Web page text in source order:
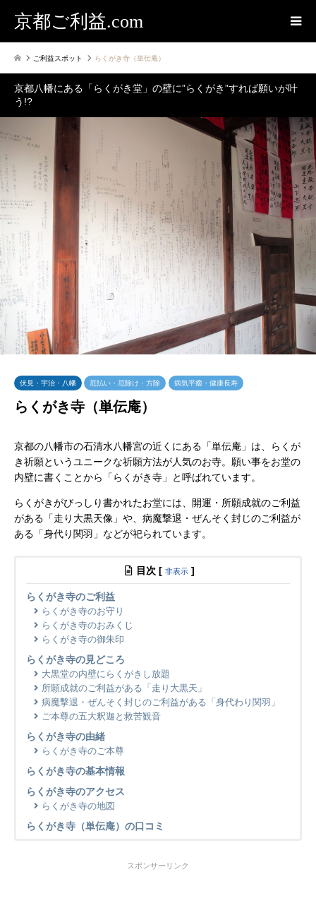
京都ご利益.com
ご利益スポット らくがき寺（単伝庵）
京都八幡にある「らくがき堂」の壁に”らくがき”すれば願いが叶
う!?
伏見・宇治・八幡 厄払い・厄除け・方除 病気平癒・健康長寿
らくがき寺（単伝庵）
京都の八幡市の石清水八幡宮の近くにある「単伝庵」は、らくが
き祈願というユニークな祈願方法が人気のお寺。願い事をお堂の
内壁に書くことから「らくがき寺」と呼ばれています。
らくがきがびっしり書かれたお堂には、開運・所願成就のご利益
がある「走り大黒天像」や、病魔撃退・ぜんそく封じのご利益が
ある「身代り関羽」などが祀られています。
目次 [ 非表示 ]
らくがき寺のご利益
らくがき寺のお守り
らくがき寺のおみくじ
らくがき寺の御朱印
らくがき寺の見どころ
大黒堂の内壁にらくがきし放題
所願成就のご利益がある「走り大黒天」
病魔撃退・ぜんそく封じのご利益がある「身代わり関羽」
ご本尊の五大釈迦と救苦観音
らくがき寺の由緒
らくがき寺のご本尊
らくがき寺の基本情報
らくがき寺のアクセス
らくがき寺の地図
らくがき寺（単伝庵）の口コミ
スポンサーリンク